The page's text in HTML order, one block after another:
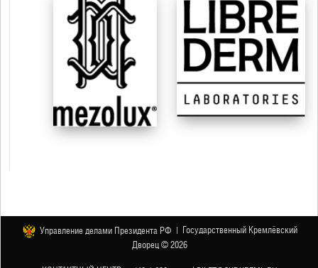
Управление делами Президента РФ | Государственный Кремлёвский
Дворец © 2026